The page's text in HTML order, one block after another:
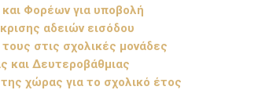
Φορέων για υποβολή
αδειών εισόδου
στις σχολικές μονάδες
και Δευτεροβάθμιας
χώρας για το σχολικό έτος